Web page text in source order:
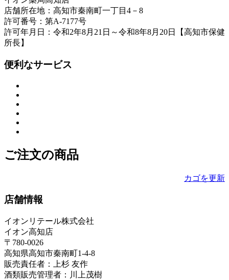
店舗所在地：高知市秦南町一丁目4－8
許可番号：第A-7177号
許可年月日：令和2年8月21日～令和8年8月20日【高知市保健
所長】
便利なサービス
ご注文の商品
カゴを更新
店舗情報
イオンリテール株式会社
イオン高知店
〒780-0026
高知県高知市秦南町1-4-8
販売責任者：上杉 友作
酒類販売管理者：川上茂樹